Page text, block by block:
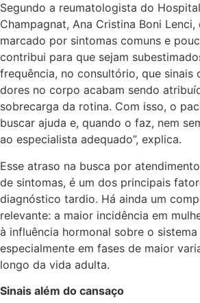
Segundo a reumatologista do
Champagnat, Ana Cristina Boni
marcado por sintomas comuns e
contribui para que sejam
frequência, no consultório, que sinais
dores no corpo acabam sendo
sobrecarga da rotina. Com isso, o
buscar ajuda e, quando o faz, nem
ao especialista adequado”, explica.
Esse atraso na busca por
de sintomas, é um dos principais
diagnóstico tardio. Há ainda um
relevante: a maior incidência em
à influência hormonal sobre o
especialmente em fases de maior
longo da vida adulta.
Sinais além do cansaço